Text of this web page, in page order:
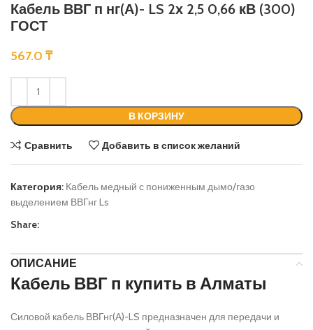
Кабель ВВГ п нг(А)- LS 2х 2,5 0,66 кВ (300)
ГОСТ
567.0 ₸
В КОРЗИНУ
Сравнить Добавить в список желаний
Категория: Кабель медный с пониженным дымо/газо
выделением ВВГнг Ls
Share:
ОПИСАНИЕ
Кабель ВВГ п купить в Алматы
Силовой кабель ВВГнг(А)-LS предназначен для передачи и